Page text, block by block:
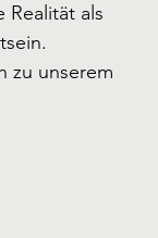
als
zu unserem